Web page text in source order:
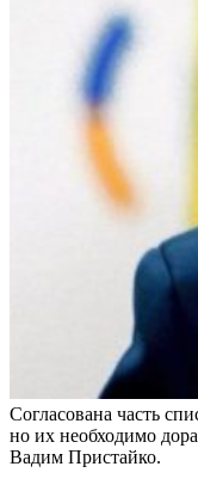
Согласована часть
но их необходимо
Вадим Пристайко.